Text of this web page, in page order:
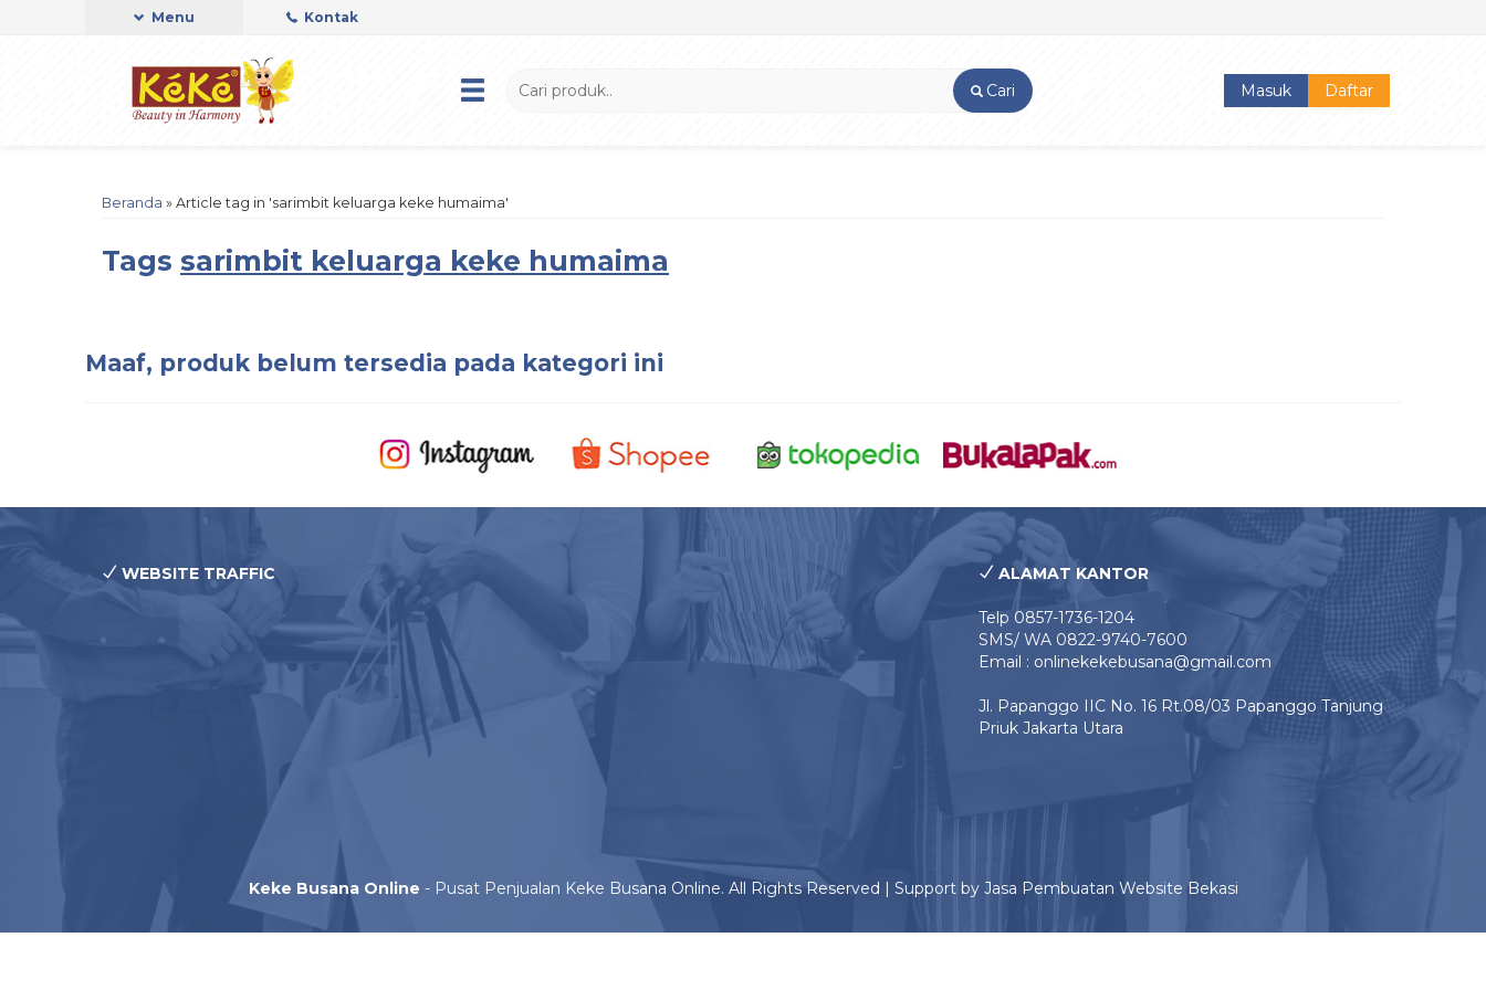
Menu Kontak
Cari Masuk Daftar
Beranda » Article tag in 'sarimbit keluarga keke humaima'
Tags sarimbit keluarga keke humaima
Maaf, produk belum tersedia pada kategori ini
WEBSITE TRAFFIC ALAMAT KANTOR
Telp 0857-1736-1204
SMS/ WA 0822-9740-7600
Email : onlinekekebusana@gmail.com
Jl. Papanggo IIC No. 16 Rt.08/03 Papanggo Tanjung
Priuk Jakarta Utara
Keke Busana Online - Pusat Penjualan Keke Busana Online. All Rights Reserved | Support by Jasa Pembuatan Website Bekasi